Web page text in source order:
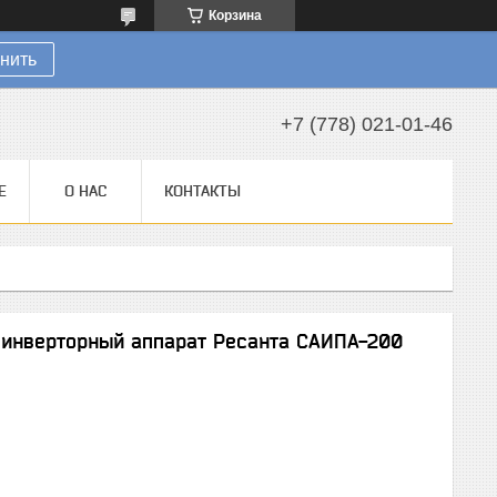
Корзина
+7 (778) 021-01-46
О НАС КОНТАКТЫ
аппарат Ресанта САИПА-200